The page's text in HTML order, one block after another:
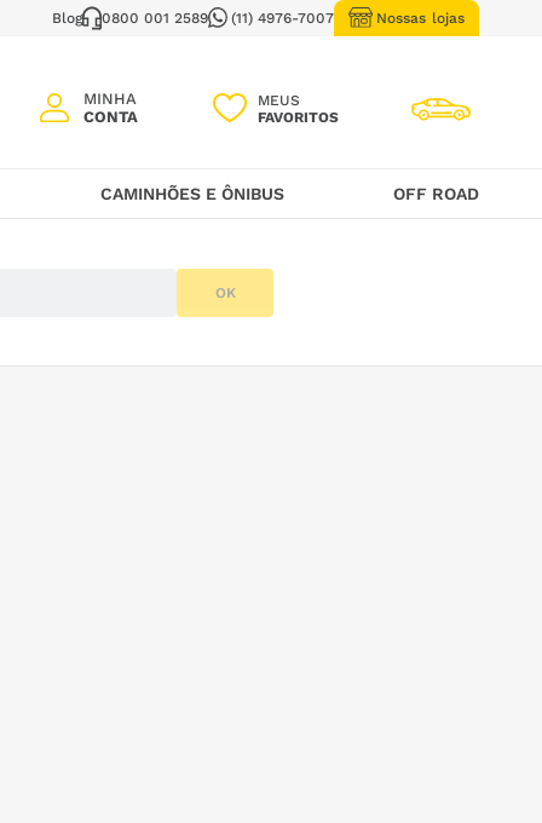
Nossas lojas
Blog 0800 001 2589 (11) 4976-7007
MEUS
CAMINHÕES E ÔNIBUS OFF ROAD
OK